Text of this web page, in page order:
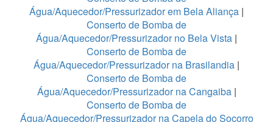
Água/Aquecedor/Pressurizador em Bela Aliança |
Conserto de Bomba de
Água/Aquecedor/Pressurizador no Bela Vista |
Conserto de Bomba de
Água/Aquecedor/Pressurizador na Brasilandia |
Conserto de Bomba de
Água/Aquecedor/Pressurizador na Cangaiba|
Conserto de Bomba de
Água/Aquecedor/Pressurizador na Capela do Socorro